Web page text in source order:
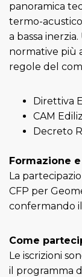
panoramica
termo-
a bassa
normative più
regole del
Direttiva
CAM
Decreto
Formazione
La
CFP per
confermando
Come
Le iscrizioni
il programma